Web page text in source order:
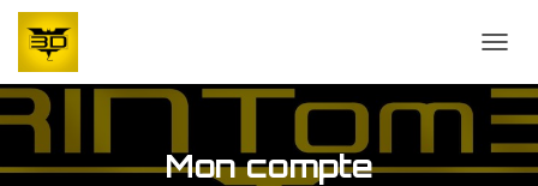
Mon compte